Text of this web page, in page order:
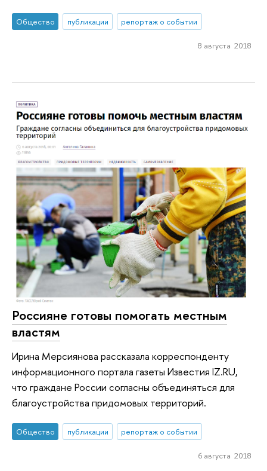
Общество публикации репортаж о событии
8 августа 2018
Россияне готовы помогать местным
властям
Ирина Мерсиянова рассказала корреспонденту
информационного портала газеты Известия IZ.RU,
что граждане России согласны объединяться для
благоустройства придомовых территорий.
Общество публикации репортаж о событии
6 августа 2018